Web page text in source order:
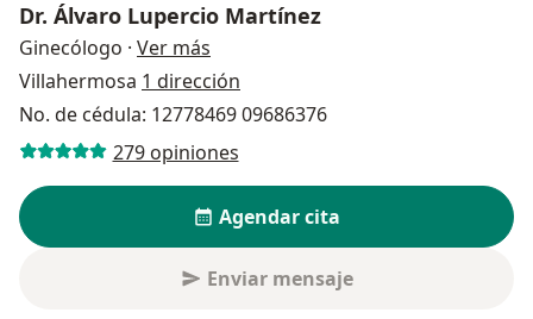
Dr. Álvaro Lupercio Martínez
Ginecólogo · Ver más
Villahermosa 1 dirección
No. de cédula: 12778469 09686376
279 opiniones
Agendar cita
Enviar mensaje